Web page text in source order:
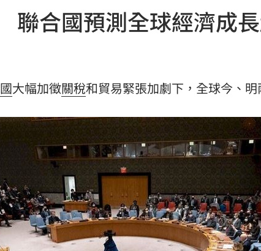
許常德爆內幕 22:48
症轉移到骨頭
、樹倒
伴漂」價碼曝 22:21
董大小姐貼文 22:16
爆」員工嚇抱頭 22:16
轉換與出港課目 22:15
22:13
合國預測全球經濟成
大幅加徵關稅和貿易緊張加劇下，全球今、明